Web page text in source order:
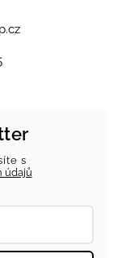
s
údajů